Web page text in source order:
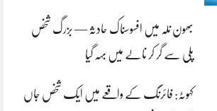
بھون نلہ میں افسوسناک حادثہ — بزرگ شخص
پلی سے گر کر نالے میں بہہ گیا
کہوٹہ: فائرنگ کے واقعے میں ایک شخص جاں